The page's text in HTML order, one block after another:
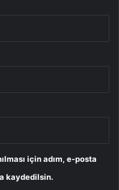
için adım, e-posta
kaydedilsin.